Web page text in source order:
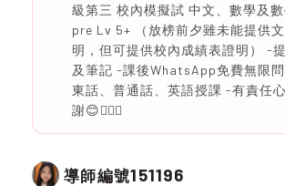
級第三 校內模擬試 中文、數學及
pre Lv 5+ （放榜前夕雖未能提供
明，但可提供校內成績表證明） -
及筆記 -課後WhatsApp免費無限
東話、普通話、英語授課 -有責任
謝😊🙇🏻‍♀️
導師編號151196